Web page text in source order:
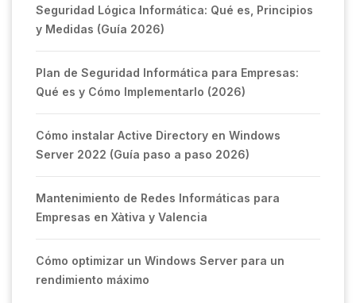
Seguridad Lógica Informática: Qué es, Principios
y Medidas (Guía 2026)
Plan de Seguridad Informática para Empresas:
Qué es y Cómo Implementarlo (2026)
Cómo instalar Active Directory en Windows
Server 2022 (Guía paso a paso 2026)
Mantenimiento de Redes Informáticas para
Empresas en Xàtiva y Valencia
Cómo optimizar un Windows Server para un
rendimiento máximo